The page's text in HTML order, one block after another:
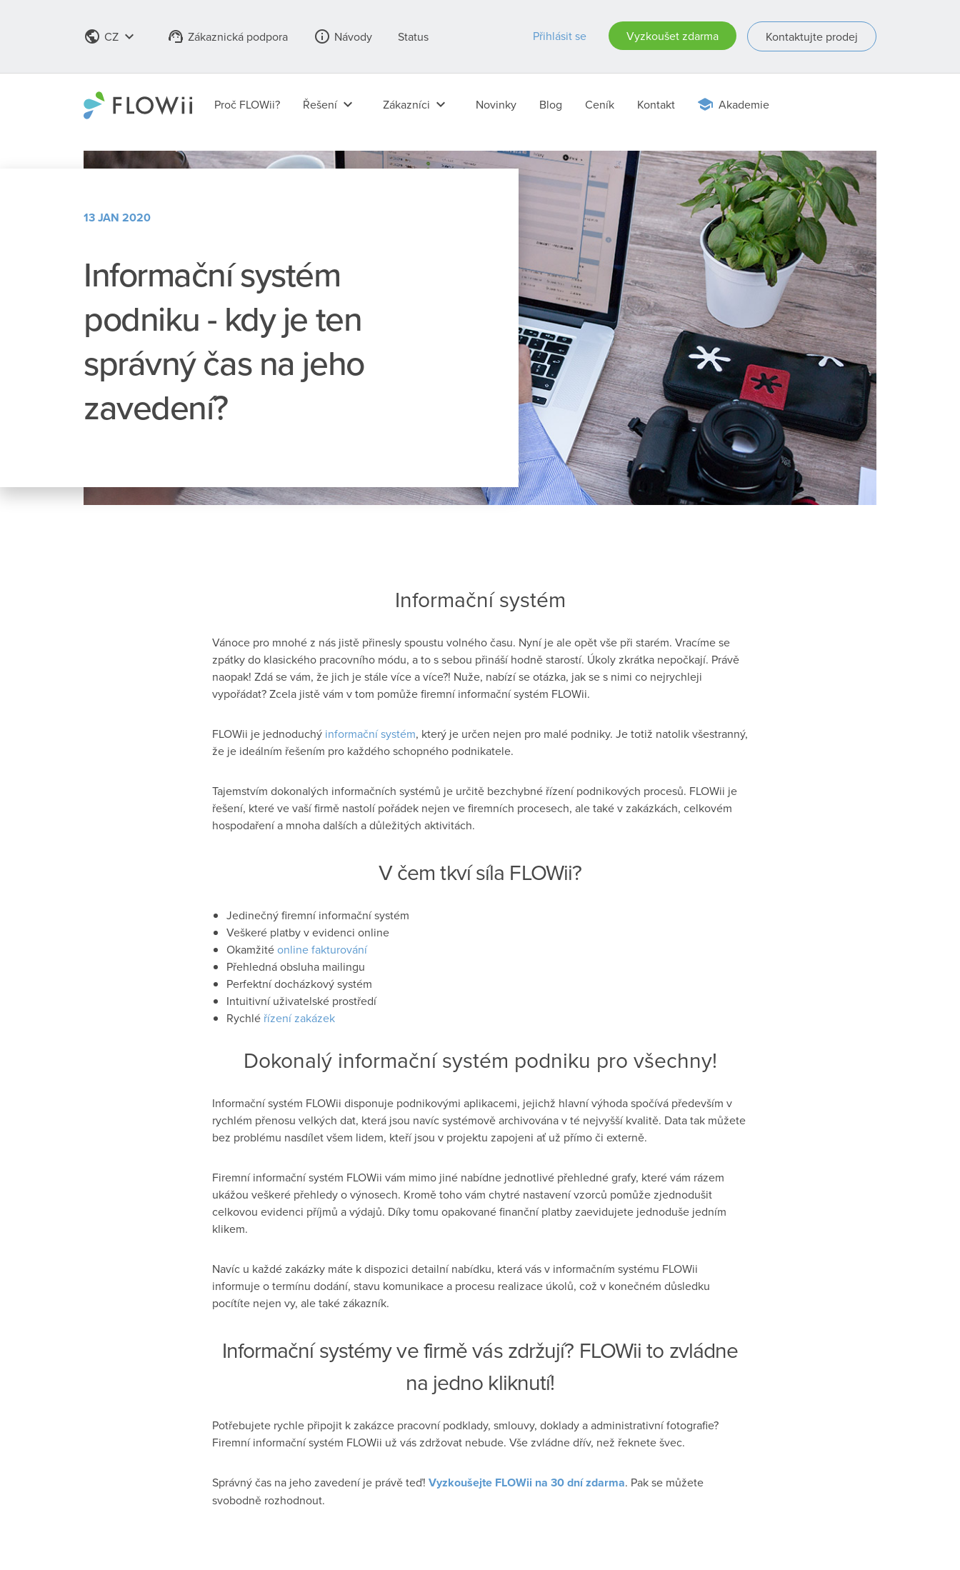
public CZ keyboard_arrow_down support_agent Zákaznická podpora info_outline Návody Status Přihlásit se Vyzkoušet zdarma Kontaktujte prodej
Proč FLOWii? Řešení keyboard_arrow_down Zákazníci keyboard_arrow_down Novinky Blog Ceník Kontakt Akademie
13 JAN 2020
Informační systém
podniku - kdy je ten
správný čas na jeho
zavedení?
Informační systém
Vánoce pro mnohé z nás jistě přinesly spoustu volného času. Nyní je ale opět vše při starém. Vracíme se
zpátky do klasického pracovního módu, a to s sebou přináší hodně starostí. Úkoly zkrátka nepočkají. Právě
naopak! Zdá se vám, že jich je stále více a více?! Nuže, nabízí se otázka, jak se s nimi co nejrychleji
vypořádat? Zcela jistě vám v tom pomůže firemní informační systém FLOWii.
FLOWii je jednoduchý informační systém, který je určen nejen pro malé podniky. Je totiž natolik všestranný,
že je ideálním řešením pro každého schopného podnikatele.
Tajemstvím dokonalých informačních systémů je určitě bezchybné řízení podnikových procesů. FLOWii je
řešení, které ve vaší firmě nastolí pořádek nejen ve firemních procesech, ale také v zakázkách, celkovém
hospodaření a mnoha dalších a důležitých aktivitách.
V čem tkví síla FLOWii?
Jedinečný firemní informační systém
Veškeré platby v evidenci online
Okamžitéonline fakturování
Přehledná obsluha mailingu
Perfektní docházkový systém
Intuitivní uživatelské prostředí
Rychlé řízení zakázek
Dokonalý informační systém podniku pro všechny!
Informační systém FLOWii disponuje podnikovými aplikacemi, jejichž hlavní výhoda spočívá především v
rychlém přenosu velkých dat, která jsou navíc systémově archivována v té nejvyšší kvalitě. Data tak můžete
bez problému nasdílet všem lidem, kteří jsou v projektu zapojeni ať už přímo či externě.
Firemní informační systém FLOWii vám mimo jiné nabídne jednotlivé přehledné grafy, které vám rázem
ukážou veškeré přehledy o výnosech. Kromě toho vám chytré nastavení vzorců pomůže zjednodušit
celkovou evidenci příjmů a výdajů. Díky tomu opakované finanční platby zaevidujete jednoduše jedním
klikem.
Navíc u každé zakázky máte k dispozici detailní nabídku, která vás v informačním systému FLOWii
informuje o termínu dodání, stavu komunikace a procesu realizace úkolů, což v konečném důsledku
pocítíte nejen vy, ale také zákazník.
Informační systémy ve firmě vás zdržují? FLOWii to zvládne
na jedno kliknutí!
Potřebujete rychle připojit k zakázce pracovní podklady, smlouvy, doklady a administrativní fotografie?
Firemní informační systém FLOWii už vás zdržovat nebude. Vše zvládne dřív, než řeknete švec.
Správný čas na jeho zavedení je právě teď! Vyzkoušejte FLOWii na 30 dní zdarma. Pak se můžete
svobodně rozhodnout.